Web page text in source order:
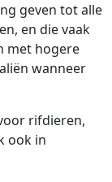
geven tot alle
en die vaak
met hogere
wanneer
rifdieren,
ook in